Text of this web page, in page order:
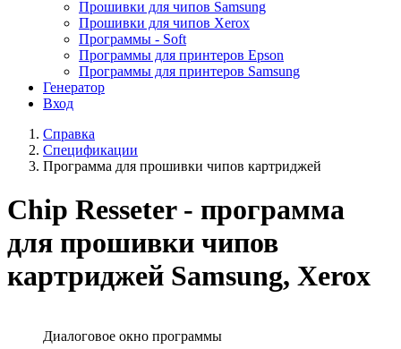
Прошивки для чипов Samsung
Прошивки для чипов Xerox
Программы - Soft
Программы для принтеров Epson
Программы для принтеров Samsung
Генератор
Вход
Справка
Спецификации
Программа для прошивки чипов картриджей
Chip Resseter - программа
для прошивки чипов
картриджей Samsung, Xerox
Диалоговое окно программы